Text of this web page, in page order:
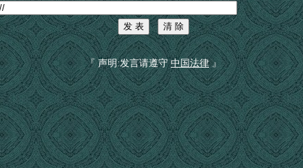
『 声明:发言请遵守中国法律』